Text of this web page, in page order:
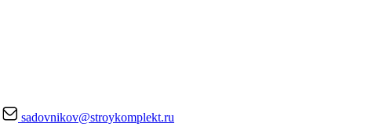
sadovnikov@stroykomplekt.ru